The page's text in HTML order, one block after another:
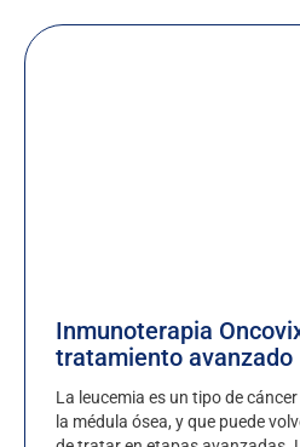
Inmunoterapia
tratamiento avanzado
La leucemia es un tipo de
la médula ósea, y que puede